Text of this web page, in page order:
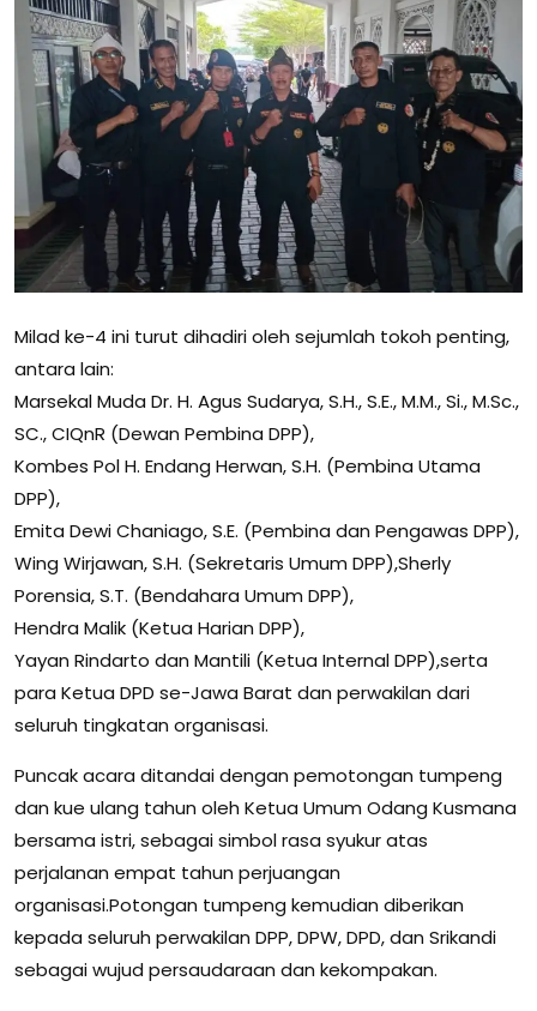
Milad ke-4 ini turut dihadiri oleh sejumlah tokoh penting,
antara lain:
Marsekal Muda Dr. H. Agus Sudarya, S.H., S.E., M.M., Si., M.Sc.,
SC., CIQnR (Dewan Pembina DPP),
Kombes Pol H. Endang Herwan, S.H. (Pembina Utama
DPP),
Emita Dewi Chaniago, S.E. (Pembina dan Pengawas DPP),
Wing Wirjawan, S.H. (Sekretaris Umum DPP),Sherly
Porensia, S.T. (Bendahara Umum DPP),
Hendra Malik (Ketua Harian DPP),
Yayan Rindarto dan Mantili (Ketua Internal DPP),serta
para Ketua DPD se-Jawa Barat dan perwakilan dari
seluruh tingkatan organisasi.
Puncak acara ditandai dengan pemotongan tumpeng
dan kue ulang tahun oleh Ketua Umum Odang Kusmana
bersama istri, sebagai simbol rasa syukur atas
perjalanan empat tahun perjuangan
organisasi.Potongan tumpeng kemudian diberikan
kepada seluruh perwakilan DPP, DPW, DPD, dan Srikandi
sebagai wujud persaudaraan dan kekompakan.